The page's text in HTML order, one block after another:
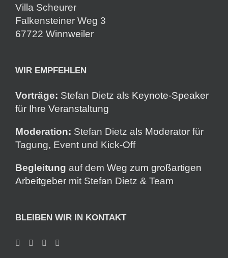
Villa Scheurer
Falkensteiner Weg 3
67722 Winnweiler
WIR EMPFEHLEN
Vorträge: Stefan Dietz als Keynote-Speaker
für Ihre Veranstaltung
Moderation: Stefan Dietz als Moderator für
Tagung, Event und Kick-Off
Begleitung auf dem Weg zum großartigen
Arbeitgeber mit Stefan Dietz & Team
BLEIBEN WIR IN KONTAKT